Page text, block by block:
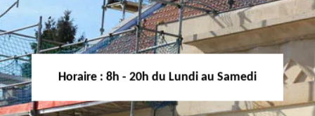
Horaire : 8h - 20h du Lundi au Samedi